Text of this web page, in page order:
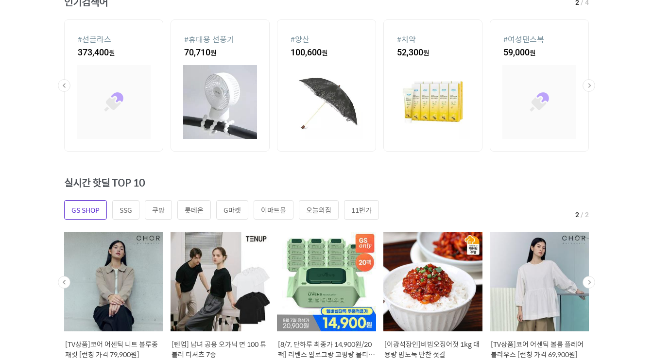
#선글라스
373,400원
#휴대용 선풍기
70,710원
#양산
100,600원
#치약
52,300원
#여성댄스복
59,000원
2 / 4
실시간 핫딜 TOP 10
GS SHOP SSG 쿠팡 롯데온 G마켓 이마트몰 오늘의집 11번가
[TV상품]코어 어센틱 니트 블루종
재킷 [런칭 가격 79,900원]
[텐업] 남녀 공용 오가닉 면 100 튜
블러 티셔츠 7종
[8/7, 단하루 최종가 14,900원/20
팩] 리벤스 알로그랑 고평량 물티슈
[이광석장인]비빔오징어젓 1kg 대
용량 밥도둑 반찬 젓갈
[TV상품]코어 어센틱 볼륨 플레어
블라우스 [런칭 가격 69,900원]
2 / 2